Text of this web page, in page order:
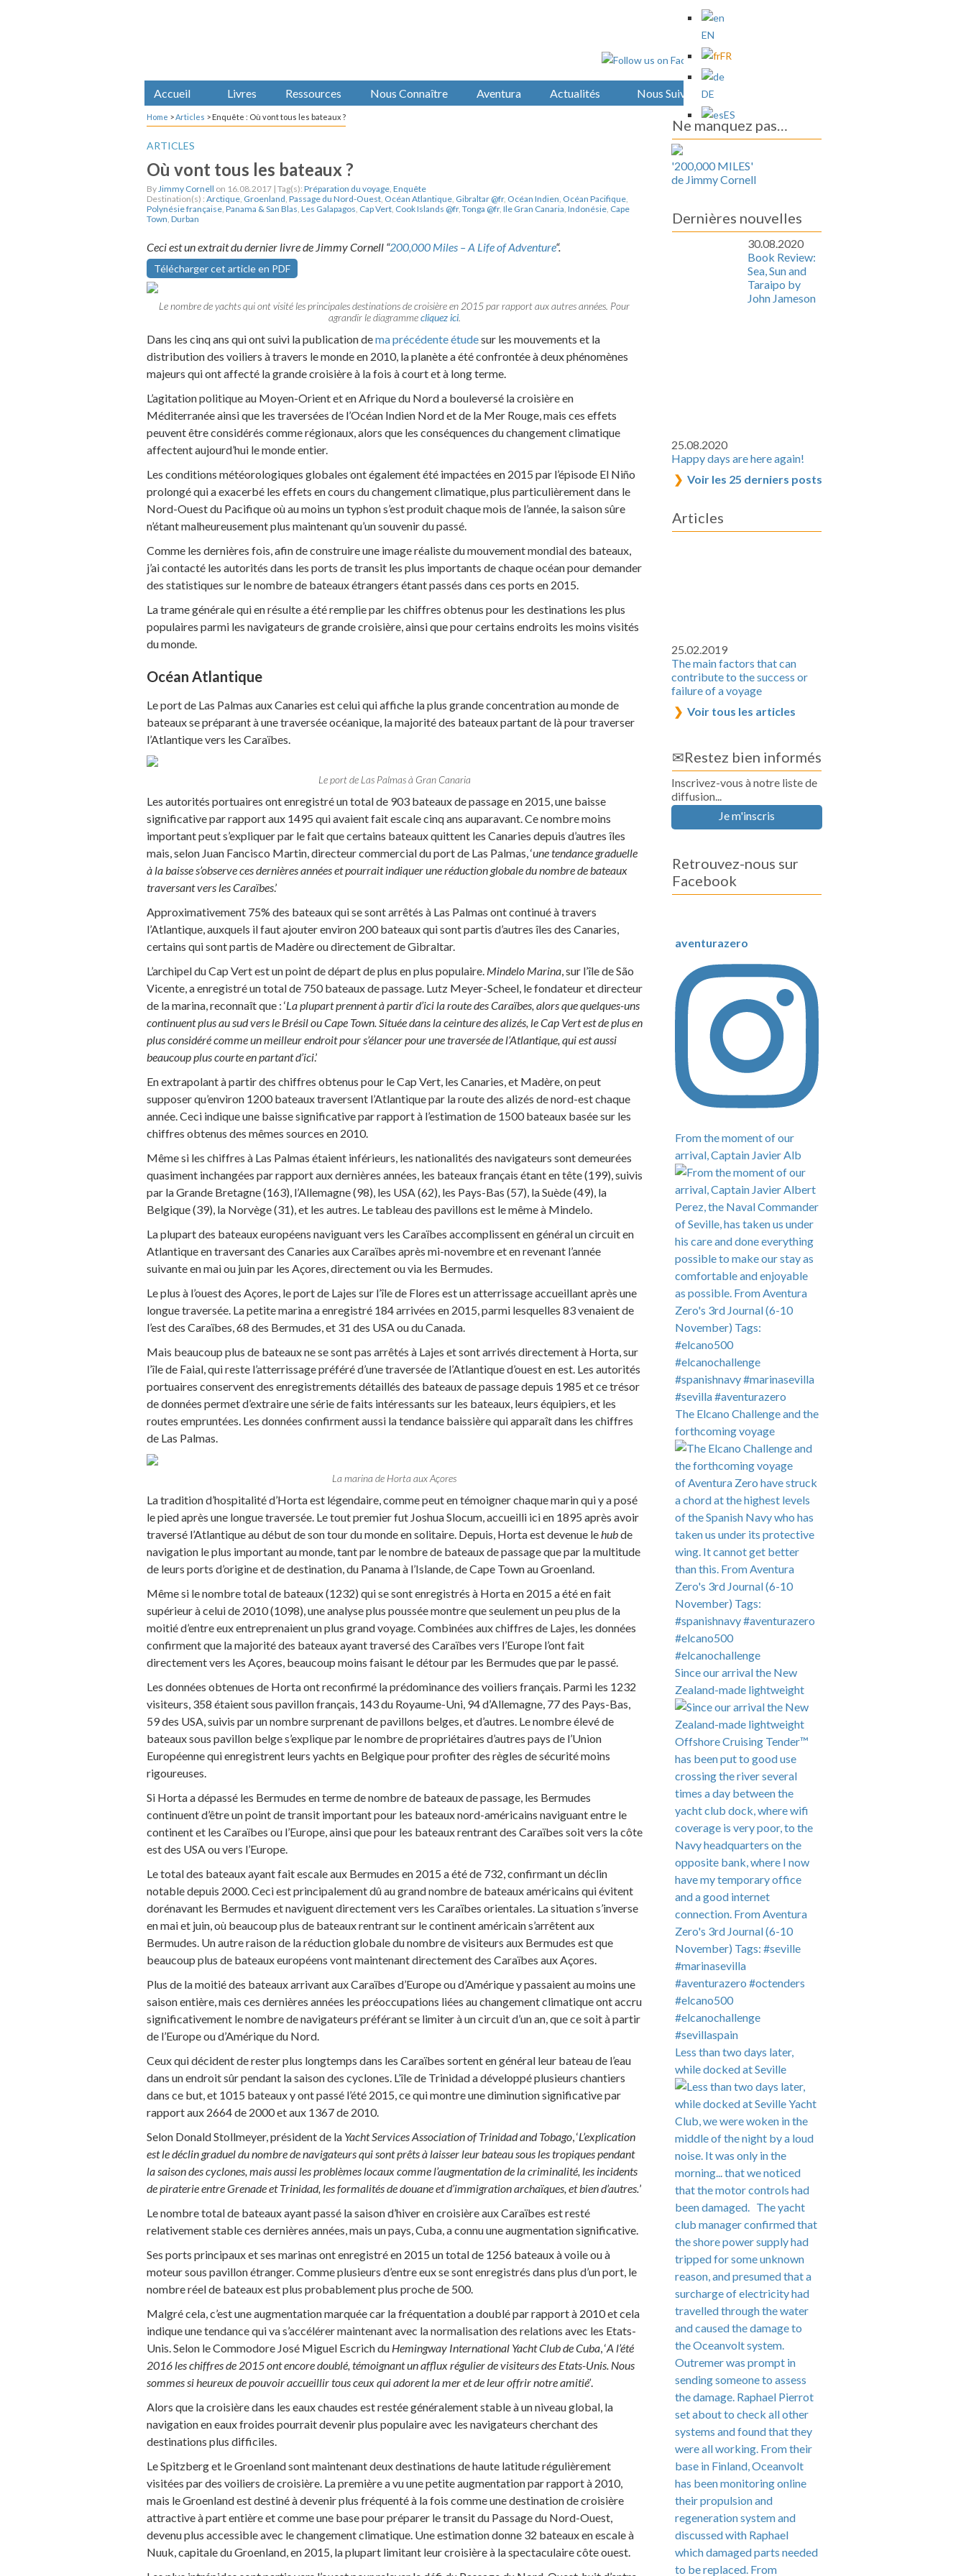
EN
FR
DE
ES
Accueil Livres Ressources Nous Connaître Aventura Actualités Nous Suivre
Home >Articles > Enquête : Où vont tous les bateaux ?
ARTICLES
Où vont tous les bateaux ?
ByJimmy Cornell on 16.08.2017 | Tag(s): Préparation du voyage, Enquête
Destination(s) : Arctique, Groenland, Passage du Nord-Ouest, Océan Atlantique, Gibraltar @fr, Océan Indien, Océan Pacifique,
Polynésie française, Panama & San Blas, Les Galapagos, Cap Vert, Cook Islands @fr, Tonga @fr, Ile Gran Canaria, Indonésie, Cape
Town, Durban
Ceci est un extrait du dernier livre de Jimmy Cornell “200,000 Miles – A Life of Adventure“.
Télécharger cet article en PDF
Le nombre de yachts qui ont visité les principales destinations de croisière en 2015 par rapport aux autres années. Pour
agrandir le diagrammecliquez ici.
Dans les cinq ans qui ont suivi la publication dema précédente étudesur les mouvements et la
distribution des voiliers à travers le monde en 2010, la planète a été confrontée à deux phénomènes
majeurs qui ont affecté la grande croisière à la fois à court et à long terme.
L’agitation politique au Moyen-Orient et en Afrique du Nord a bouleversé la croisière en
Méditerranée ainsi que les traversées de l’Océan Indien Nord et de la Mer Rouge, mais ces effets
peuvent être considérés comme régionaux, alors que les conséquences du changement climatique
affectent aujourd’hui le monde entier.
Les conditions météorologiques globales ont également été impactées en 2015 par l’épisode El Niño
prolongé qui a exacerbé les effets en cours du changement climatique, plus particulièrement dans le
Nord-Ouest du Pacifique où au moins un typhon s’est produit chaque mois de l’année, la saison sûre
n’étant malheureusement plus maintenant qu’un souvenir du passé.
Comme les dernières fois, afin de construire une image réaliste du mouvement mondial des bateaux,
j’ai contacté les autorités dans les ports de transit les plus importants de chaque océan pour demander
des statistiques sur le nombre de bateaux étrangers étant passés dans ces ports en 2015.
La trame générale qui en résulte a été remplie par les chiffres obtenus pour les destinations les plus
populaires parmi les navigateurs de grande croisière, ainsi que pour certains endroits les moins visités
du monde.
Océan Atlantique
Le port de Las Palmas aux Canaries est celui qui affiche la plus grande concentration au monde de
bateaux se préparant à une traversée océanique, la majorité des bateaux partant de là pour traverser
l’Atlantique vers les Caraïbes.
Le port de Las Palmas à Gran Canaria
Les autorités portuaires ont enregistré un total de 903 bateaux de passage en 2015, une baisse
significative par rapport aux 1495 qui avaient fait escale cinq ans auparavant. Ce nombre moins
important peut s’expliquer par le fait que certains bateaux quittent les Canaries depuis d’autres îles
mais, selon Juan Fancisco Martin, directeur commercial du port de Las Palmas, ‘une tendance graduelle
à la baisse s’observe ces dernières années et pourrait indiquer une réduction globale du nombre de bateaux
traversant vers les Caraïbes.’
Approximativement 75% des bateaux qui se sont arrêtés à Las Palmas ont continué à travers
l’Atlantique, auxquels il faut ajouter environ 200 bateaux qui sont partis d’autres îles des Canaries,
certains qui sont partis de Madère ou directement de Gibraltar.
L’archipel du Cap Vert est un point de départ de plus en plus populaire. Mindelo Marina, sur l’île de São
Vicente, a enregistré un total de 750 bateaux de passage. Lutz Meyer-Scheel, le fondateur et directeur
de la marina, reconnaît que : ‘La plupart prennent à partir d’ici la route des Caraïbes, alors que quelques-uns
continuent plus au sud vers le Brésil ou Cape Town. Située dans la ceinture des alizés, le Cap Vert est de plus en
plus considéré comme un meilleur endroit pour s’élancer pour une traversée de l’Atlantique, qui est aussi
beaucoup plus courte en partant d’ici.’
En extrapolant à partir des chiffres obtenus pour le Cap Vert, les Canaries, et Madère, on peut
supposer qu’environ 1200 bateaux traversent l’Atlantique par la route des alizés de nord-est chaque
année. Ceci indique une baisse significative par rapport à l’estimation de 1500 bateaux basée sur les
chiffres obtenus des mêmes sources en 2010.
Même si les chiffres à Las Palmas étaient inférieurs, les nationalités des navigateurs sont demeurées
quasiment inchangées par rapport aux dernières années, les bateaux français étant en tête (199), suivis
par la Grande Bretagne (163), l’Allemagne (98), les USA (62), les Pays-Bas (57), la Suède (49), la
Belgique (39), la Norvège (31), et les autres. Le tableau des pavillons est le même à Mindelo.
La plupart des bateaux européens naviguant vers les Caraïbes accomplissent en général un circuit en
Atlantique en traversant des Canaries aux Caraïbes après mi-novembre et en revenant l’année
suivante en mai ou juin par les Açores, directement ou via les Bermudes.
Le plus à l’ouest des Açores, le port de Lajes sur l’île de Flores est un atterrissage accueillant après une
longue traversée. La petite marina a enregistré 184 arrivées en 2015, parmi lesquelles 83 venaient de
l’est des Caraïbes, 68 des Bermudes, et 31 des USA ou du Canada.
Mais beaucoup plus de bateaux ne se sont pas arrêtés à Lajes et sont arrivés directement à Horta, sur
l’île de Faial, qui reste l’atterrissage préféré d’une traversée de l’Atlantique d’ouest en est. Les autorités
portuaires conservent des enregistrements détaillés des bateaux de passage depuis 1985 et ce trésor
de données permet d’extraire une série de faits intéressants sur les bateaux, leurs équipiers, et les
routes empruntées. Les données confirment aussi la tendance baissière qui apparaît dans les chiffres
de Las Palmas.
La marina de Horta aux Açores
La tradition d’hospitalité d’Horta est légendaire, comme peut en témoigner chaque marin qui y a posé
le pied après une longue traversée. Le tout premier fut Joshua Slocum, accueilli ici en 1895 après avoir
traversé l’Atlantique au début de son tour du monde en solitaire. Depuis, Horta est devenue lehubde
navigation le plus important au monde, tant par le nombre de bateaux de passage que par la multitude
de leurs ports d’origine et de destination, du Panama à l’Islande, de Cape Town au Groenland.
Même si le nombre total de bateaux (1232) qui se sont enregistrés à Horta en 2015 a été en fait
supérieur à celui de 2010 (1098), une analyse plus poussée montre que seulement un peu plus de la
moitié d’entre eux entreprenaient un plus grand voyage. Combinées aux chiffres de Lajes, les données
confirment que la majorité des bateaux ayant traversé des Caraïbes vers l’Europe l’ont fait
directement vers les Açores, beaucoup moins faisant le détour par les Bermudes que par le passé.
Les données obtenues de Horta ont reconfirmé la prédominance des voiliers français. Parmi les 1232
visiteurs, 358 étaient sous pavillon français, 143 du Royaume-Uni, 94 d’Allemagne, 77 des Pays-Bas,
59 des USA, suivis par un nombre surprenant de pavillons belges, et d’autres. Le nombre élevé de
bateaux sous pavillon belge s’explique par le nombre de propriétaires d’autres pays de l’Union
Européenne qui enregistrent leurs yachts en Belgique pour profiter des règles de sécurité moins
rigoureuses.
Si Horta a dépassé les Bermudes en terme de nombre de bateaux de passage, les Bermudes
continuent d’être un point de transit important pour les bateaux nord-américains naviguant entre le
continent et les Caraïbes ou l’Europe, ainsi que pour les bateaux rentrant des Caraïbes soit vers la côte
est des USA ou vers l’Europe.
Le total des bateaux ayant fait escale aux Bermudes en 2015 a été de 732, confirmant un déclin
notable depuis 2000. Ceci est principalement dû au grand nombre de bateaux américains qui évitent
dorénavant les Bermudes et naviguent directement vers les Caraïbes orientales. La situation s’inverse
en mai et juin, où beaucoup plus de bateaux rentrant sur le continent américain s’arrêtent aux
Bermudes. Un autre raison de la réduction globale du nombre de visiteurs aux Bermudes est que
beaucoup plus de bateaux européens vont maintenant directement des Caraïbes aux Açores.
Plus de la moitié des bateaux arrivant aux Caraïbes d’Europe ou d’Amérique y passaient au moins une
saison entière, mais ces dernières années les préoccupations liées au changement climatique ont accru
significativement le nombre de navigateurs préférant se limiter à un circuit d’un an, que ce soit à partir
de l’Europe ou d’Amérique du Nord.
Ceux qui décident de rester plus longtemps dans les Caraïbes sortent en général leur bateau de l’eau
dans un endroit sûr pendant la saison des cyclones. L’île de Trinidad a développé plusieurs chantiers
dans ce but, et 1015 bateaux y ont passé l’été 2015, ce qui montre une diminution significative par
rapport aux 2664 de 2000 et aux 1367 de 2010.
Selon Donald Stollmeyer, président de la Yacht Services Association of Trinidad and Tobago, ‘L’explication
est le déclin graduel du nombre de navigateurs qui sont prêts à laisser leur bateau sous les tropiques pendant
la saison des cyclones, mais aussi les problèmes locaux comme l’augmentation de la criminalité, les incidents
de piraterie entre Grenade et Trinidad, les formalités de douane et d’immigration archaïques, et bien d’autres.’
Le nombre total de bateaux ayant passé la saison d’hiver en croisière aux Caraïbes est resté
relativement stable ces dernières années, mais un pays, Cuba, a connu une augmentation significative.
Ses ports principaux et ses marinas ont enregistré en 2015 un total de 1256 bateaux à voile ou à
moteur sous pavillon étranger. Comme plusieurs d’entre eux se sont enregistrés dans plus d’un port, le
nombre réel de bateaux est plus probablement plus proche de 500.
Malgré cela, c’est une augmentation marquée car la fréquentation a doublé par rapport à 2010 et cela
indique une tendance qui va s’accélérer maintenant avec la normalisation des relations avec les Etats-
Unis. Selon le Commodore José Miguel Escrich du Hemingway International Yacht Club de Cuba, ‘A l’été
2016 les chiffres de 2015 ont encore doublé, témoignant un afflux régulier de visiteurs des Etats-Unis. Nous
sommes si heureux de pouvoir accueillir tous ceux qui adorent la mer et de leur offrir notre amitié’.
Alors que la croisière dans les eaux chaudes est restée généralement stable à un niveau global, la
navigation en eaux froides pourrait devenir plus populaire avec les navigateurs cherchant des
destinations plus difficiles.
Le Spitzberg et le Groenland sont maintenant deux destinations de haute latitude régulièrement
visitées par des voiliers de croisière. La première a vu une petite augmentation par rapport à 2010,
mais le Groenland est destiné à devenir plus fréquenté à la fois comme une destination de croisière
attractive à part entière et comme une base pour préparer le transit du Passage du Nord-Ouest,
devenu plus accessible avec le changement climatique. Une estimation donne 32 bateaux en escale à
Nuuk, capitale du Groenland, en 2015, la plupart limitant leur croisière à la spectaculaire côte ouest.
Ne manquez pas…
'200,000 MILES'
de Jimmy Cornell
Dernières nouvelles
30.08.2020
Book Review:
Sea, Sun and
Taraipo by
John Jameson
25.08.2020
Happy days are here again!
Voir les 25 derniers posts
Articles
25.02.2019
The main factors that can
contribute to the success or
failure of a voyage
Voir tous les articles
✉Restez bien informés
Inscrivez-vous à notre liste de
diffusion...
Je m'inscris
Retrouvez-nous sur
Facebook
aventurazero
From the moment of our
arrival, Captain Javier Alb
The Elcano Challenge and the
forthcoming voyage
Since our arrival the New
Zealand-made lightweight
Less than two days later,
while docked at Seville